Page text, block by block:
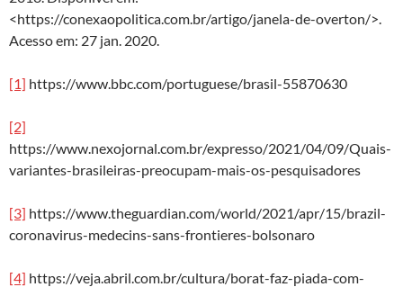
<https://conexaopolitica.com.br/artigo/janela-de-overton/>.
Acesso em: 27 jan. 2020.
[1] https://www.bbc.com/portuguese/brasil-55870630
[2]
https://www.nexojornal.com.br/expresso/2021/04/09/Quais-
variantes-brasileiras-preocupam-mais-os-pesquisadores
[3] https://www.theguardian.com/world/2021/apr/15/brazil-
coronavirus-medecins-sans-frontieres-bolsonaro
[4] https://veja.abril.com.br/cultura/borat-faz-piada-com-